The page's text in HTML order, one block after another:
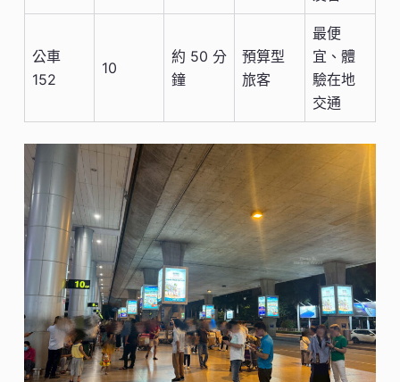
公車
152
10
約 50 分
鐘
預算型
旅客
最便
宜、體
驗在地
交通